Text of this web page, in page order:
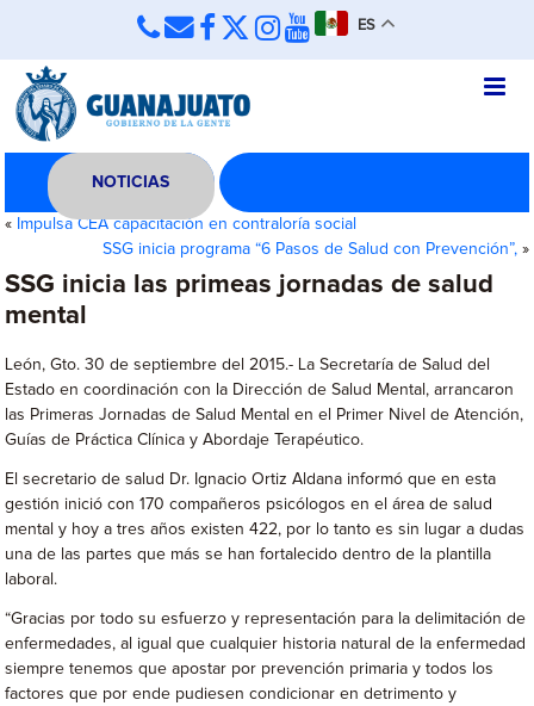
ES
NOTICIAS
« Impulsa CEA capacitación en contraloría social
SSG inicia programa “6 Pasos de Salud con Prevención”,»
SSG inicia las primeas jornadas de salud
mental
León, Gto. 30 de septiembre del 2015.- La Secretaría de Salud del
Estado en coordinación con la Dirección de Salud Mental, arrancaron
las Primeras Jornadas de Salud Mental en el Primer Nivel de Atención,
Guías de Práctica Clínica y Abordaje Terapéutico.
El secretario de salud Dr. Ignacio Ortiz Aldana informó que en esta
gestión inició con 170 compañeros psicólogos en el área de salud
mental y hoy a tres años existen 422, por lo tanto es sin lugar a dudas
una de las partes que más se han fortalecido dentro de la plantilla
laboral.
“Gracias por todo su esfuerzo y representación para la delimitación de
enfermedades, al igual que cualquier historia natural de la enfermedad
siempre tenemos que apostar por prevención primaria y todos los
factores que por ende pudiesen condicionar en detrimento y